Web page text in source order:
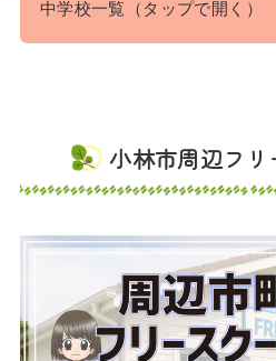
中学校一覧（タップで開く）
小林市周辺フ